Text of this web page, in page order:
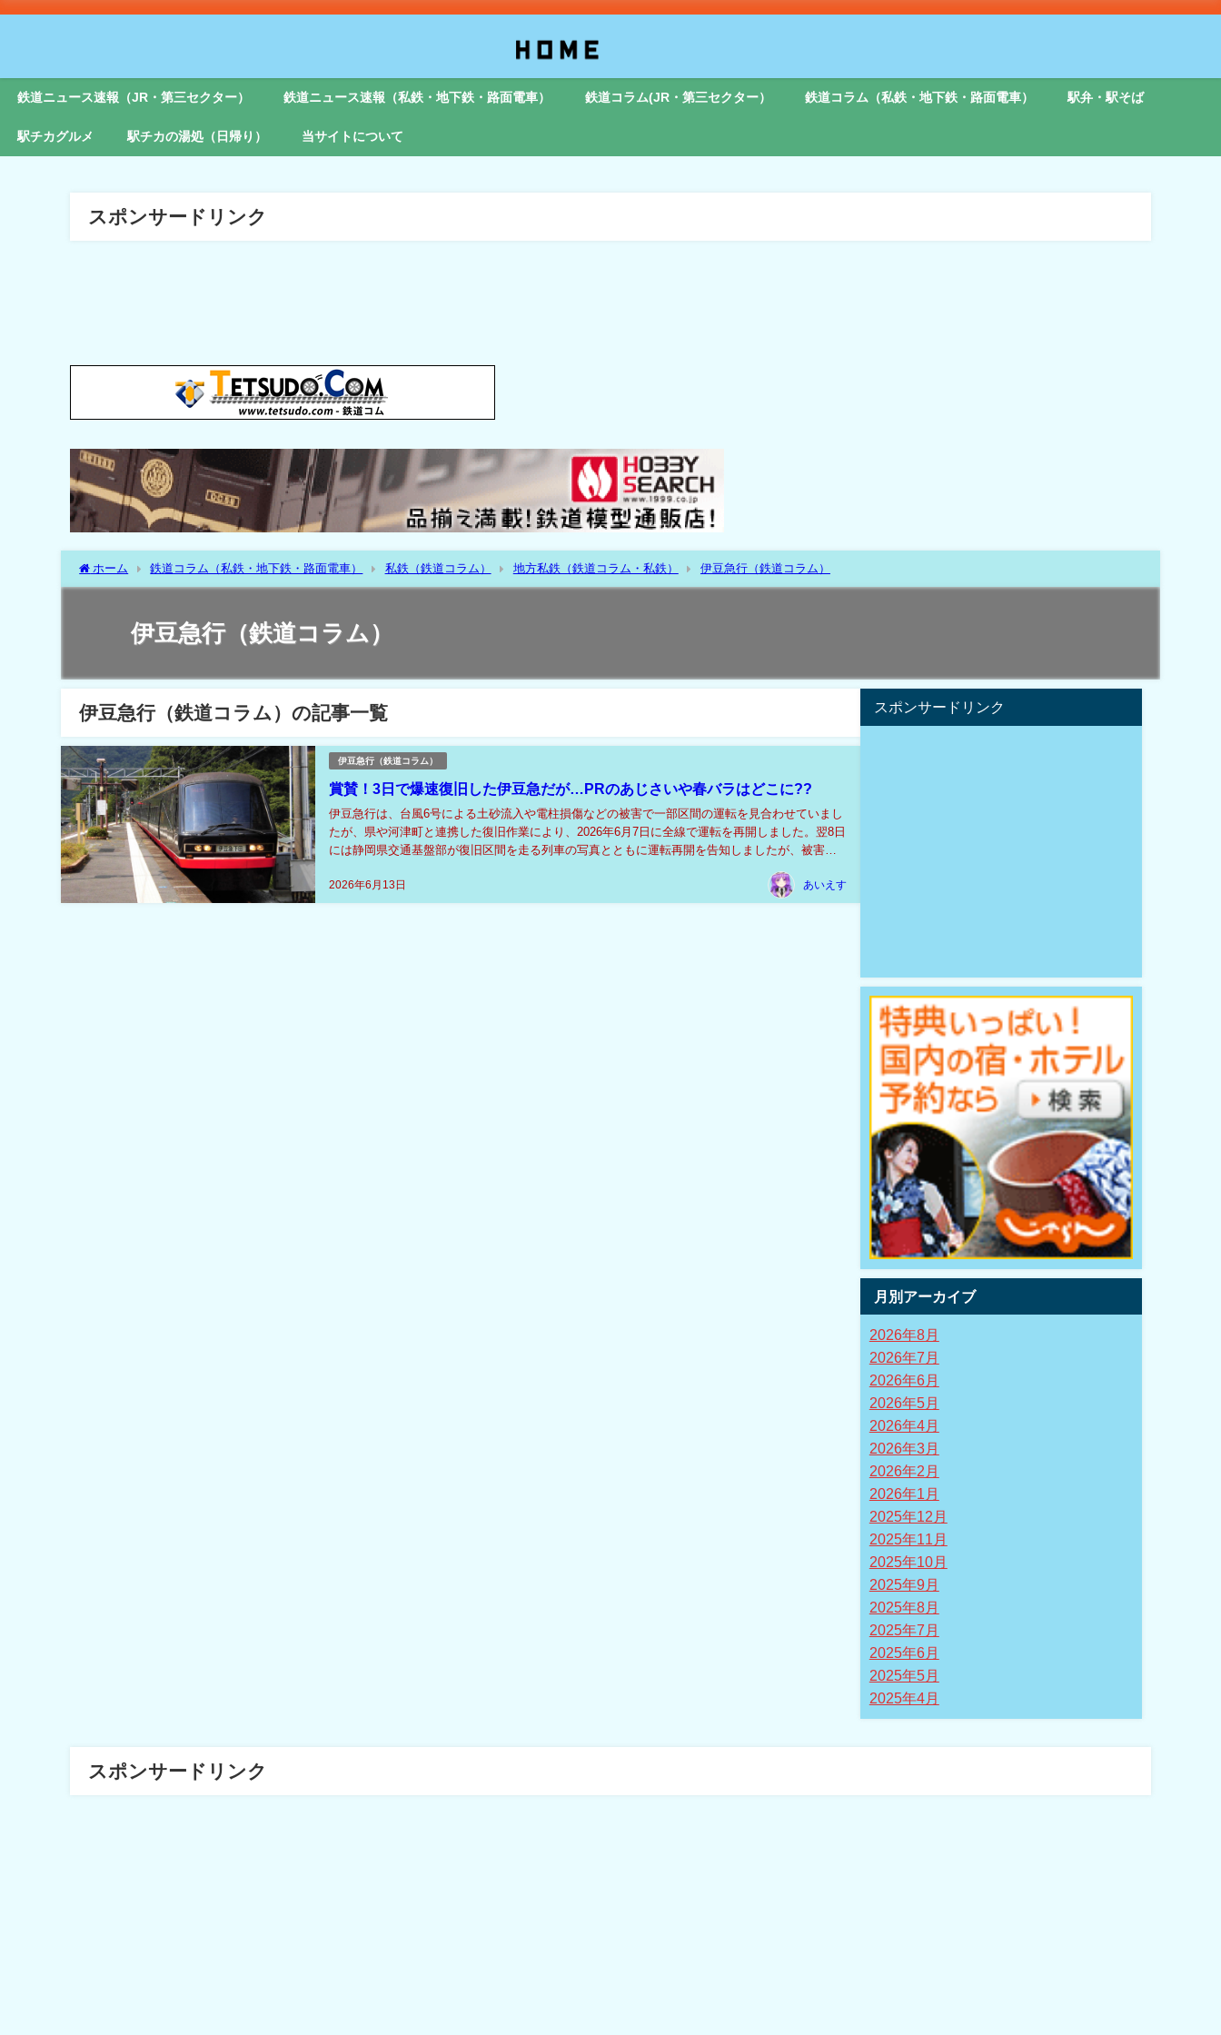
鉄道ニュース速報（JR・第三セクター） 鉄道ニュース速報（私鉄・地下鉄・路面電車） 鉄道コラム(JR・第三セクター） 鉄道コラム（私鉄・地下鉄・路面電車） 駅弁・駅そば
駅チカグルメ 駅チカの湯処（日帰り） 当サイトについて
スポンサードリンク
ホーム 鉄道コラム（私鉄・地下鉄・路面電車） 私鉄（鉄道コラム） 地方私鉄（鉄道コラム・私鉄） 伊豆急行（鉄道コラム）
伊豆急行（鉄道コラム）
伊豆急行（鉄道コラム）の記事一覧
伊豆急行（鉄道コラム）
賞賛！3日で爆速復旧した伊豆急だが…PRのあじさいや春バラはどこに??
2026年6月13日
伊豆急行は、台風6号による土砂流入や電柱損傷などの被害で一部区間の運転を見合わせていまし
たが、県や河津町と連携した復旧作業により、2026年6月7日に全線で運転を再開しました。翌8日
には静岡県交通基盤部が復旧区間を走る列車の写真とともに運転再開を告知しましたが、被害の
あいえす
スポンサードリンク
月別アーカイブ
2026年8月
2026年7月
2026年6月
2026年5月
2026年4月
2026年3月
2026年2月
2026年1月
2025年12月
2025年11月
2025年10月
2025年9月
2025年8月
2025年7月
2025年6月
2025年5月
2025年4月
スポンサードリンク